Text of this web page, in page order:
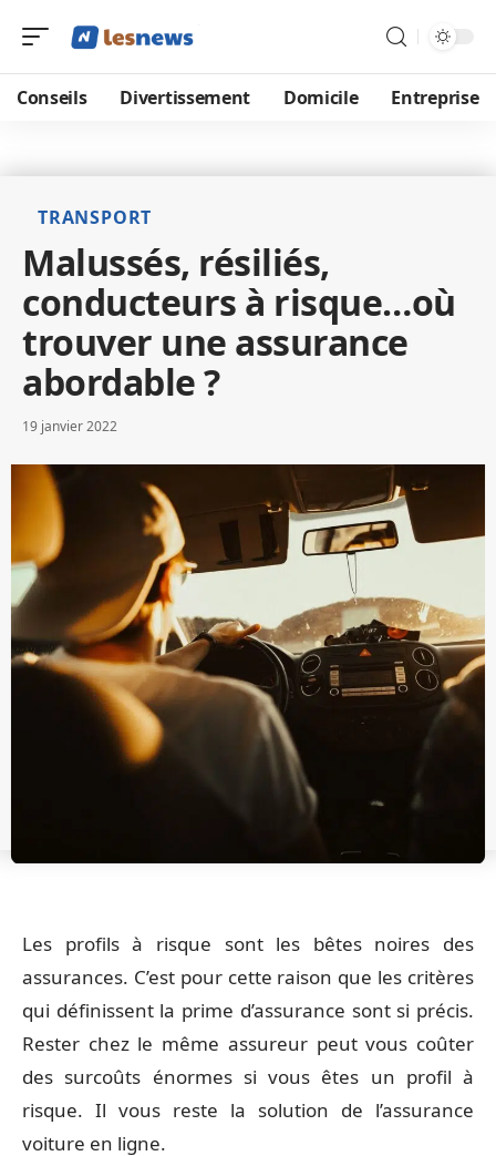
Conseils Divertissement Domicile Entreprise
TRANSPORT
Malussés, résiliés,
conducteurs à risque…où
trouver une assurance
abordable ?
19 janvier 2022
Les profils à risque sont les bêtes noires des
assurances. C’est pour cette raison que les critères
qui définissent la prime d’assurance sont si précis.
Rester chez le même assureur peut vous coûter
des surcoûts énormes si vous êtes un profil à
risque. Il vous reste la solution de l’assurance
voiture en ligne.